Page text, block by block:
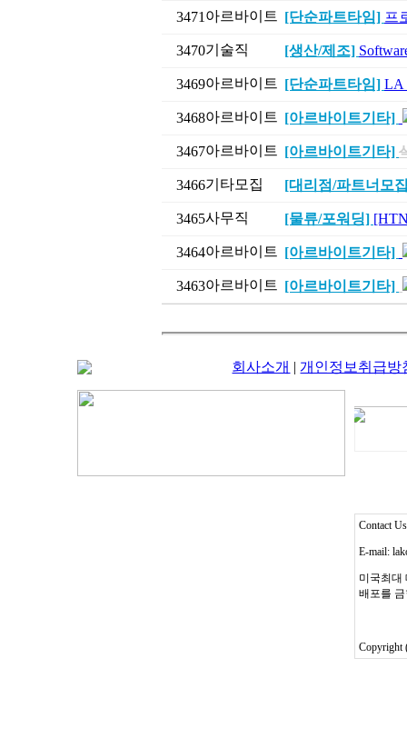
3471 아르바이트 [단순파트타임] 프
3470기술직 [생산/제조]
3469아르바이트 [단순파트타임] LA
3468아르바이트 [아르바이트기타]
3467아르바이트 [아르바이트기타]
3466기타모집 [대리점/파트너모
3465사무직 [물류/포워딩]
3464아르바이트 [아르바이트기타]
3463아르바이트 [아르바이트기타]
회사소개 |개인정보취급방
Contact
E-mail:
미국최대
배포를
Copyright